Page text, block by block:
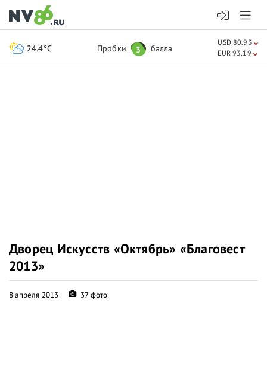
Дворец Искусств «Октябрь» «Благовест
2013»
8 апреля 2013 37 фото
24.4°C Пробки 3 балла
USD 80.93
EUR 93.19